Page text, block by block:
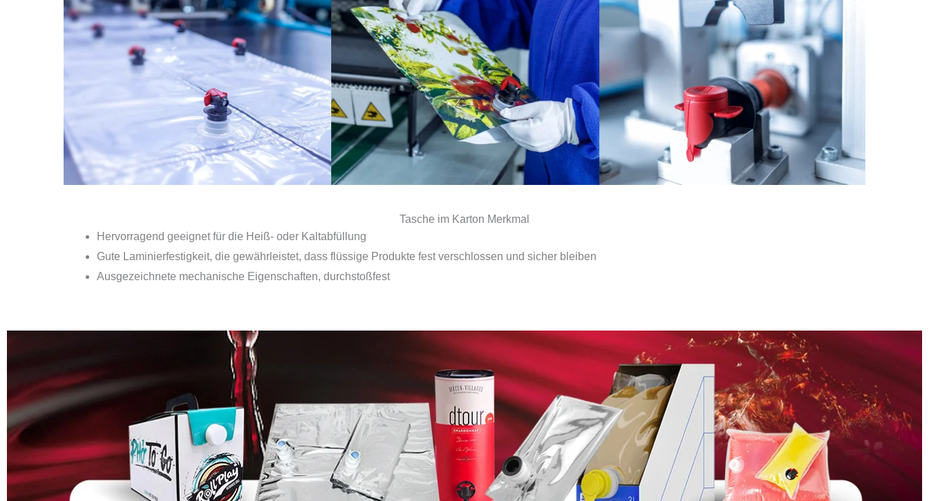
Tasche im Karton Merkmal
Hervorragend geeignet für die Heiß- oder Kaltabfüllung
Gute Laminierfestigkeit, die gewährleistet, dass flüssige Produkte fest verschlossen und sicher bleiben
Ausgezeichnete mechanische Eigenschaften, durchstoßfest